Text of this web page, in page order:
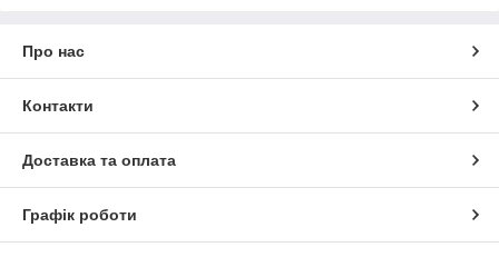
Про нас
Контакти
Доставка та оплата
Графік роботи